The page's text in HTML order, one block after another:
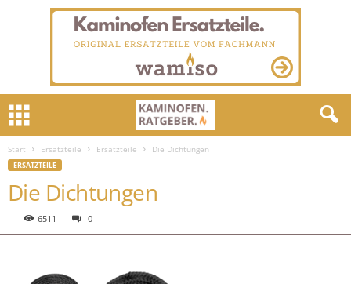
Start Ersatzteile Ersatzteile Die Dichtungen
ERSATZTEILE
Die Dichtungen
6511 0